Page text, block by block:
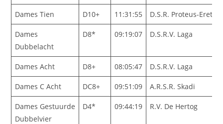
Dames Tien D10+ 11:31:55 D.S.R. Proteus-Eretes
Dames
Dubbelacht
D8* 09:19:07 D.S.R.V. Laga
Dames Acht D8+ 08:05:47 D.S.R.V. Laga
Dames C Acht DC8+ 09:51:09 A.R.S.R. Skadi
Dames Gestuurde
Dubbelvier
D4* 09:44:19 R.V. De Hertog